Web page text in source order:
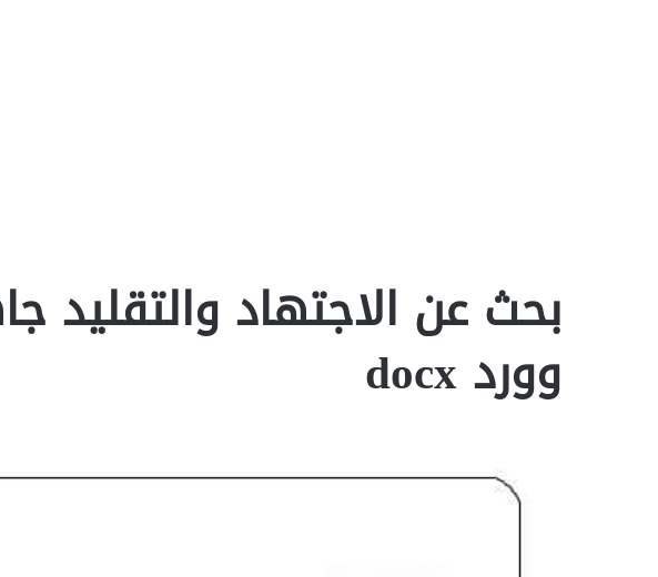
بحث عن الاجتهاد والتقليد
وورد docx‎